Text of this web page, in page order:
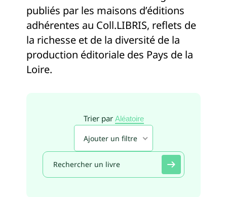
publiés par les maisons d’éditions
adhérentes au Coll.LIBRIS, reflets de
la richesse et de la diversité de la
production éditoriale des Pays de la
Loire.
Trier par Aléatoire
Ajouter un filtre